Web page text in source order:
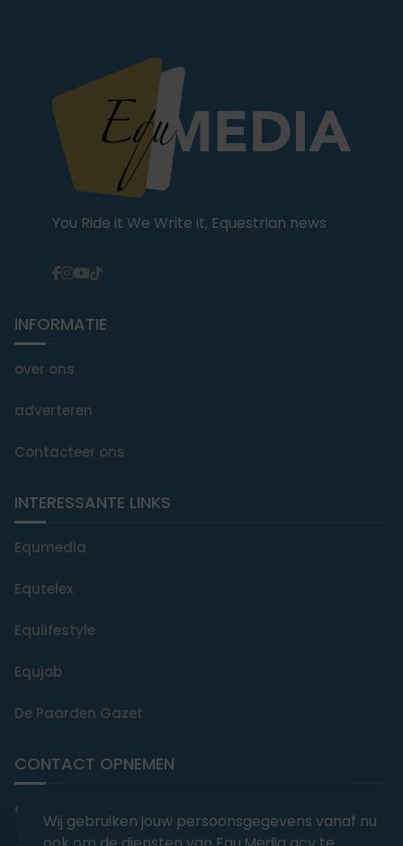
You Ride it We Write it, Equestrian news
INFORMATIE
over ons
adverteren
Contacteer ons
INTERESSANTE LINKS
Equmedia
Equtelex
Equlifestyle
Equjob
De Paarden Gazet
CONTACT OPNEMEN
editorial@equmedia.be
Wij gebruiken jouw persoonsgegevens vanaf nu